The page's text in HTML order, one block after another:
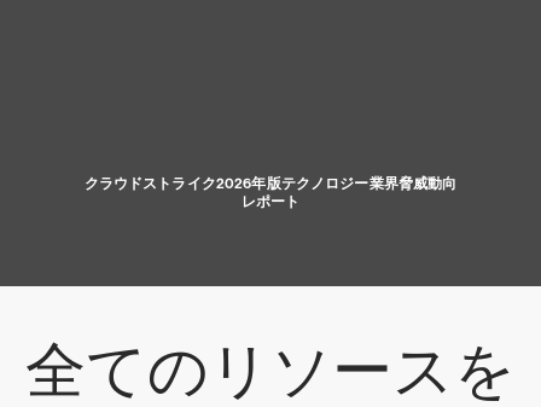
クラウドストライク2026年版テクノロジー業界脅威動向
レポート
全てのリソースを